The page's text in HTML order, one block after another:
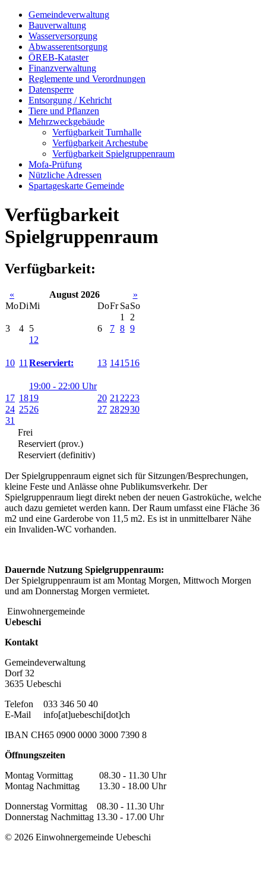
Gemeindeverwaltung
Bauverwaltung
Wasserversorgung
Abwasserentsorgung
ÖREB-Kataster
Finanzverwaltung
Reglemente und Verordnungen
Datensperre
Entsorgung / Kehricht
Tiere und Pflanzen
Mehrzweckgebäude
Verfügbarkeit Turnhalle
Verfügbarkeit Archestube
Verfügbarkeit Spielgruppenraum
Mofa-Prüfung
Nützliche Adressen
Spartageskarte Gemeinde
Verfügbarkeit
Spielgruppenraum
Verfügbarkeit:
« August 2026
»
MoDiMi DoFr SaSo
1
2
3
4 5 6 7 8 9
10 11
12
Reserviert:
19:00 - 22:00 Uhr
13 141516
17 1819 20 21 2223
24 2526 27 282930
31
Frei
Reserviert (prov.)
Reserviert (definitiv)
Der Spielgruppenraum eignet sich für Sitzungen/Besprechungen,
kleine Feste und Anlässe ohne Publikumsverkehr. Der
Spielgruppenraum liegt direkt neben der neuen Gastroküche, welche
auch dazu gemietet werden kann. Der Raum umfasst eine Fläche 36
m2 und eine Garderobe von 11,5 m2. Es ist in unmittelbarer Nähe
ein Invaliden-WC vorhanden.
Dauernde Nutzung Spielgruppenraum:
Der Spielgruppenraum ist am Montag Morgen, Mittwoch Morgen
und am Donnerstag Morgen vermietet.
Einwohnergemeinde
Uebeschi
Kontakt
Gemeindeverwaltung
Dorf 32
3635 Uebeschi
Telefon
033 346 50 40
E-Mail
info[at]uebeschi[dot]ch
IBAN CH65 0900 0000 3000 7390 8
Öffnungszeiten
Montag Vormittag 08.30 - 11.30 Uhr
Montag Nachmittag 13.30 - 18.00 Uhr
Donnerstag Vormittag 08.30 - 11.30 Uhr
Donnerstag Nachmittag 13.30 - 17.00 Uhr
© 2026 Einwohnergemeinde Uebeschi